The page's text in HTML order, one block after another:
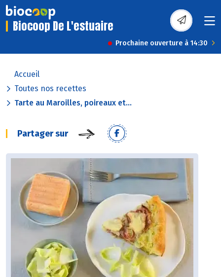
Biocoop De L'estuaire
Prochaine ouverture à 14:30
Accueil
Toutes nos recettes
Tarte au Maroilles, poireaux et...
Partager sur